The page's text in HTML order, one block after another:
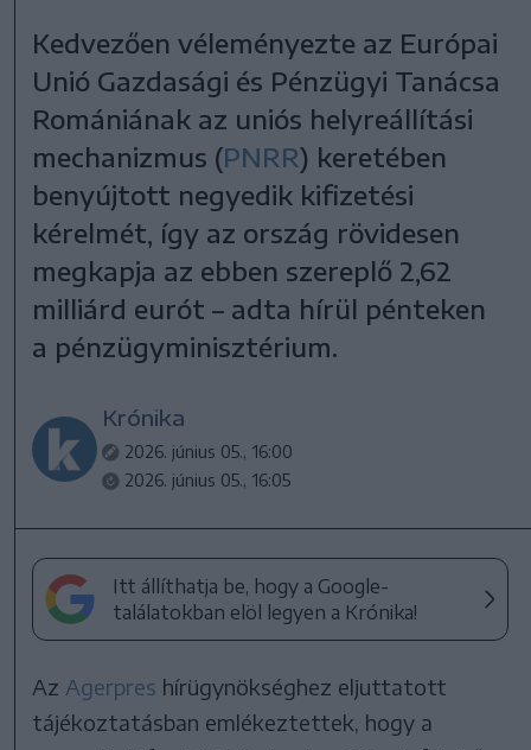
Kedvezően véleményezte az Európai
Unió Gazdasági és Pénzügyi Tanácsa
Romániának az uniós helyreállítási
mechanizmus (PNRR) keretében
benyújtott negyedik kifizetési
kérelmét, így az ország rövidesen
megkapja az ebben szereplő 2,62
milliárd eurót – adta hírül pénteken
a pénzügyminisztérium.
Krónika
2026. június 05., 16:00
2026. június 05., 16:05
Itt állíthatja be, hogy a Google-
találatokban elöl legyen a Krónika!
Az Agerpres hírügynökséghez eljuttatott
tájékoztatásban emlékeztettek, hogy a